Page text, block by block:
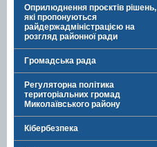
Оприлюднення проєктів рішень,
які пропонуються
райдержадміністрацією на
розгляд районної ради
Громадська рада
Регуляторна політика
територіальних громад
Миколаївського району
Кібербезпека